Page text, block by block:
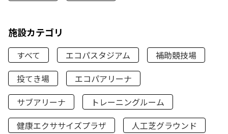
施設カテゴリ
すべて エコパスタジアム
補助競技場
投てき場
エコパアリーナ
サブアリーナ
トレーニングルーム
健康エクササイズプラザ
人工芝グラウンド